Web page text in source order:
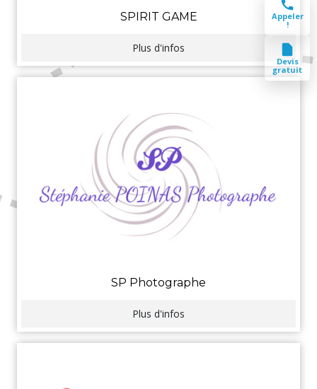
SPIRIT GAME
Plus d'infos
SP Photographe
Plus d'infos
Appeler
!
Devis
gratuit